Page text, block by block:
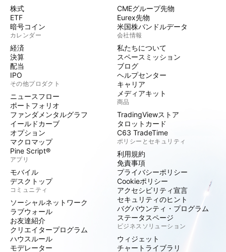
株式
ETF
暗号コイン
カレンダー
経済
決算
配当
IPO
その他プロダクト
ニュースフロー
ポートフォリオ
ファンダメンタルグラフ
イールドカーブ
オプション
マクロマップ
Pine Script®
アプリ
モバイル
デスクトップ
コミュニティ
ソーシャルネットワーク
ラブウォール
お友達紹介
クリエイタープログラム
ハウスルール
モデレーター
CMEグループ先物
Eurex先物
米国株バンドルデータ
会社情報
私たちについて
スペースミッション
ブログ
ヘルプセンター
キャリア
メディアキット
商品
TradingViewストア
タロットカード
C63 TradeTime
ポリシーとセキュリティ
利用規約
免責事項
プライバシーポリシー
Cookieポリシー
アクセシビリティ宣言
セキュリティのヒント
バグバウンティ・プログラム
ステータスページ
ビジネスソリューション
ウィジェット
チャートライブラリ